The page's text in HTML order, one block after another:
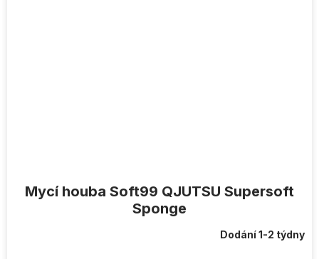
Mycí houba Soft99 QJUTSU Supersoft
Sponge
Dodání 1-2 týdny